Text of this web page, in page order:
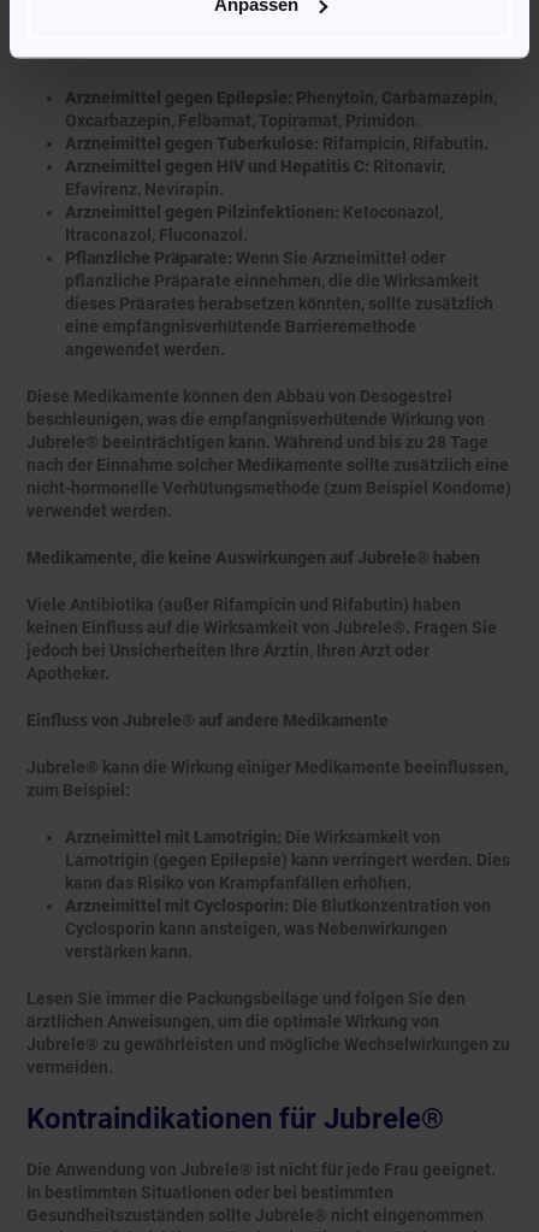
Arzneimittel gegen Epilepsie: Phenytoin, Carbamazepin,
Oxcarbazepin, Felbamat, Topiramat, Primidon.
Arzneimittel gegen Tuberkulose: Rifampicin, Rifabutin.
Arzneimittel gegen HIV und Hepatitis C: Ritonavir,
Efavirenz, Nevirapin.
Arzneimittel gegen Pilzinfektionen: Ketoconazol,
Itraconazol, Fluconazol.
Pflanzliche Präparate: Wenn Sie Arzneimittel oder
pflanzliche Präparate einnehmen, die die Wirksamkeit
dieses Präarates herabsetzen könnten, sollte zusätzlich
eine empfängnisverhütende Barrieremethode
angewendet werden.
Diese Medikamente können den Abbau von Desogestrel
beschleunigen, was die empfängnisverhütende Wirkung von
Jubrele® beeinträchtigen kann. Während und bis zu 28 Tage
nach der Einnahme solcher Medikamente sollte zusätzlich eine
nicht-hormonelle Verhütungsmethode (zum Beispiel Kondome)
verwendet werden.
Medikamente, die keine Auswirkungen auf Jubrele® haben
Viele Antibiotika (außer Rifampicin und Rifabutin) haben
keinen Einfluss auf die Wirksamkeit von Jubrele®. Fragen Sie
jedoch bei Unsicherheiten Ihre Ärztin, Ihren Arzt oder
Apotheker.
Einfluss von Jubrele® auf andere Medikamente
Jubrele® kann die Wirkung einiger Medikamente beeinflussen,
zum Beispiel:
Arzneimittel mit Lamotrigin: Die Wirksamkeit von
Lamotrigin (gegen Epilepsie) kann verringert werden. Dies
kann das Risiko von Krampfanfällen erhöhen.
Arzneimittel mit Cyclosporin: Die Blutkonzentration von
Cyclosporin kann ansteigen, was Nebenwirkungen
verstärken kann.
Lesen Sie immer die Packungsbeilage und folgen Sie den
ärztlichen Anweisungen, um die optimale Wirkung von
Jubrele® zu gewährleisten und mögliche Wechselwirkungen zu
vermeiden.
Kontraindikationen für Jubrele®
Die Anwendung von Jubrele® ist nicht für jede Frau geeignet.
In bestimmten Situationen oder bei bestimmten
Gesundheitszuständen sollte Jubrele® nicht eingenommen